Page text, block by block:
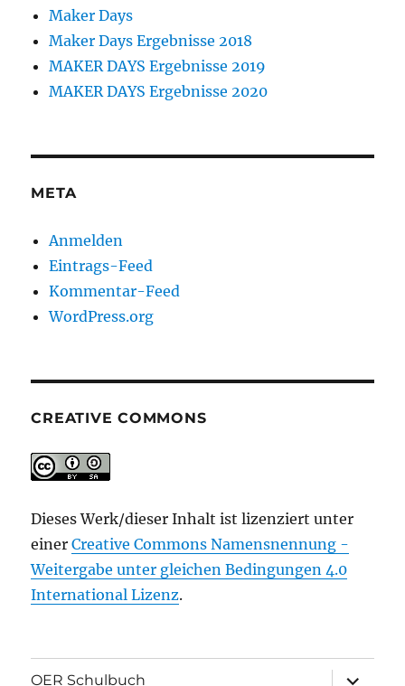
Maker Days
Maker Days Ergebnisse 2018
MAKER DAYS Ergebnisse 2019
MAKER DAYS Ergebnisse 2020
META
Anmelden
Eintrags-Feed
Kommentar-Feed
WordPress.org
CREATIVE COMMONS
Dieses Werk/dieser Inhalt ist lizenziert unter
einerCreative Commons Namensnennung -
Weitergabe unter gleichen Bedingungen 4.0
International Lizenz.
OER Schulbuch